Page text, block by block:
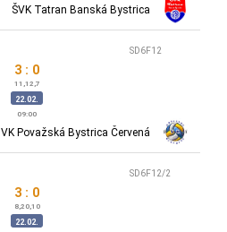
ŠVK Tatran Banská Bystrica
SD6F12
3 : 0
11,12,7
22.02.
09:00
VK Považská Bystrica Červená
SD6F12/2
3 : 0
8,20,10
22.02.